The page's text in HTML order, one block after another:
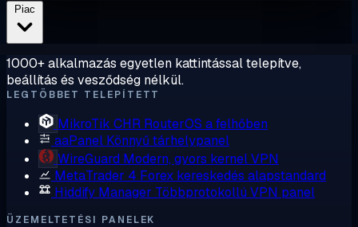
1000+ alkalmazás egyetlen kattintással telepítve,
beállítás és vesződség nélkül.
LEGTÖBBET TELEPÍTETT
MikroTik CHR RouterOS a felhőben
aaPanel Könnyű tárhelypanel
WireGuard Modern, gyors kernel VPN
MetaTrader 4 Forex kereskedés alapstandard
Hiddify Manager Többprotokollú VPN panel
ÜZEMELTETÉSI PANELEK